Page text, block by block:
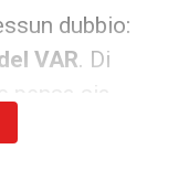
dubbio:
VAR. Di
pensa sia
il